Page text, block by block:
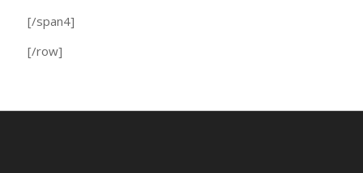
[/span4]
[/row]